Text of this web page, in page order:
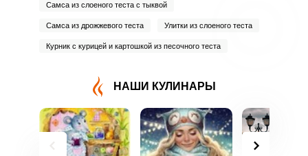
Самса из слоеного теста с тыквой
Самса из дрожжевого теста Улитки из слоеного теста
Курник с курицей и картошкой из песочного теста
НАШИ КУЛИНАРЫ